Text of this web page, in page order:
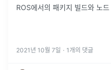
ROS에서의 패키지 빌드와 노
2021년 10월 7일 · 1 개의 댓글